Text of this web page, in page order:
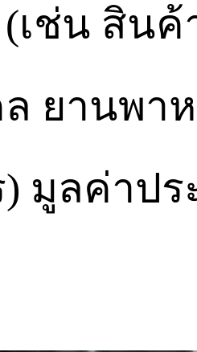
(เช่น สิน
ยานพา
มูลค่าป